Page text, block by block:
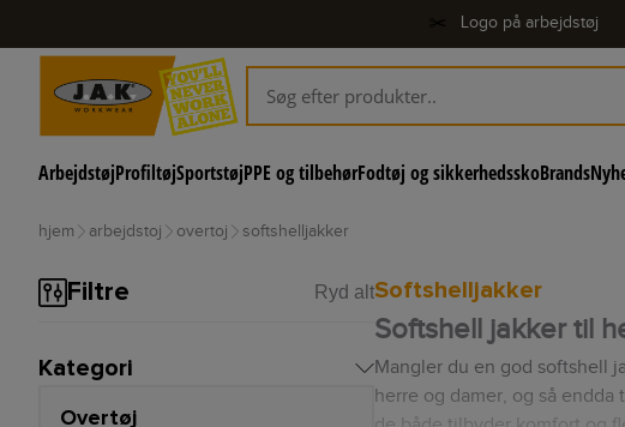
Logo på arbejdstøj
ArbejdstøjProfiltøjSportstøjPPE og tilbehørFodtøj og sikkerhedsskoBrands
hjem arbejdstoj overtoj softshelljakker
Filtre Ryd alt
Kategori
Overtøj
Softshelljakker
Softshell jakker til
Mangler du en god softshell
herre og damer, og så